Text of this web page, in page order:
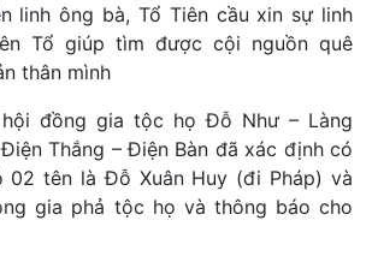
linh ông bà, Tổ Tiên cầu xin sự linh
Tổ giúp tìm được cội nguồn quê
thân mình
đồng gia tộc họ Đỗ Như – Làng
Thắng – Điện Bàn đã xác định có
02 tên là Đỗ Xuân Huy (đi Pháp) và
gia phả tộc họ và thông báo cho